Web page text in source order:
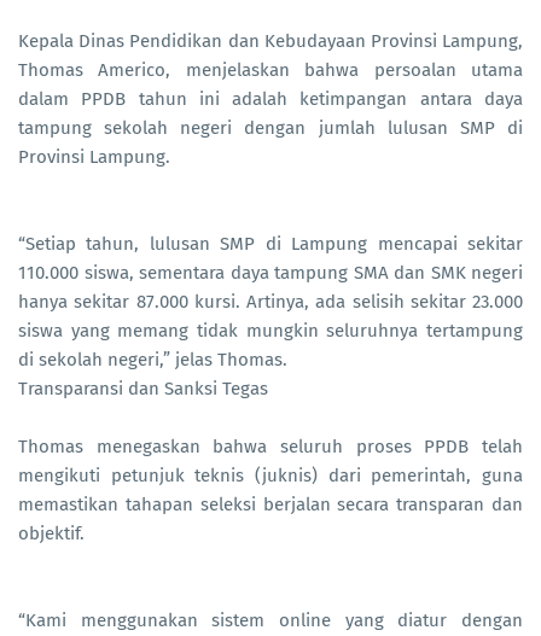
Kepala Dinas Pendidikan dan Kebudayaan Provinsi Lampung,
Thomas Americo, menjelaskan bahwa persoalan utama
dalam PPDB tahun ini adalah ketimpangan antara daya
tampung sekolah negeri dengan jumlah lulusan SMP di
Provinsi Lampung.
“Setiap tahun, lulusan SMP di Lampung mencapai sekitar
110.000 siswa, sementara daya tampung SMA dan SMK negeri
hanya sekitar 87.000 kursi. Artinya, ada selisih sekitar 23.000
siswa yang memang tidak mungkin seluruhnya tertampung
di sekolah negeri,” jelas Thomas.
Transparansi dan Sanksi Tegas
Thomas menegaskan bahwa seluruh proses PPDB telah
mengikuti petunjuk teknis (juknis) dari pemerintah, guna
memastikan tahapan seleksi berjalan secara transparan dan
objektif.
“Kami menggunakan sistem online yang diatur dengan